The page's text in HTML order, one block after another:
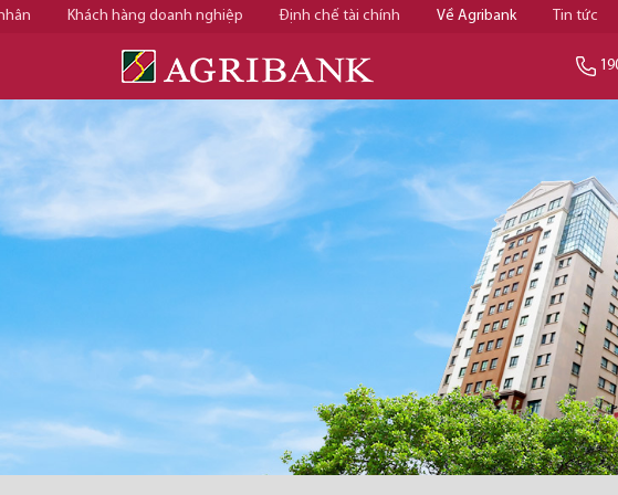
Khách hàng doanh nghiệp Định chế tài chính Về Agribank Tin tức